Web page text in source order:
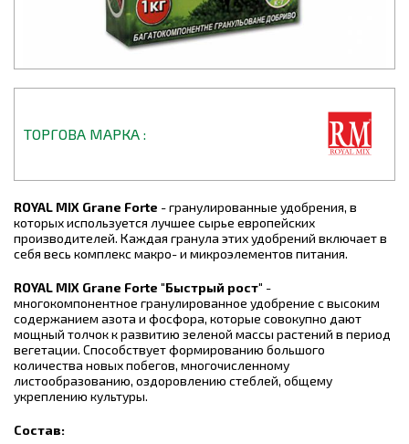
ТОРГОВА МАРКА
ROYAL MIX Grane Forte - гранулированные удобрения, в
которых используется лучшее сырье европейских
производителей. Каждая гранула этих удобрений включает в
себя весь комплекс макро- и микроэлементов питания.
ROYAL MIX Grane Forte "Быстрый рост" -
многокомпонентное гранулированное удобрение с высоким
содержанием азота и фосфора, которые совокупно дают
мощный толчок к развитию зеленой массы растений в период
вегетации. Способствует формированию большого
количества новых побегов, многочисленному
листообразованию, оздоровлению стеблей, общему
укреплению культуры.
Состав: